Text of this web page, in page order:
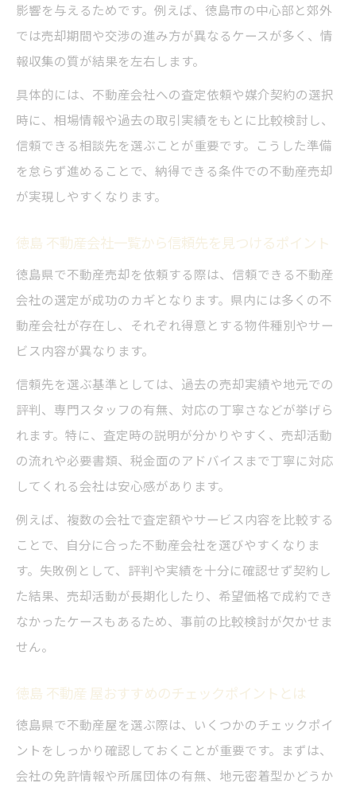
影響を与えるためです。例えば、徳島市の中心部と郊外
では売却期間や交渉の進み方が異なるケースが多く、情
報収集の質が結果を左右します。
具体的には、不動産会社への査定依頼や媒介契約の選択
時に、相場情報や過去の取引実績をもとに比較検討し、
信頼できる相談先を選ぶことが重要です。こうした準備
を怠らず進めることで、納得できる条件での不動産売却
が実現しやすくなります。
徳島 不動産会社一覧から信頼先を見つけるポイント
徳島県で不動産売却を依頼する際は、信頼できる不動産
会社の選定が成功のカギとなります。県内には多くの不
動産会社が存在し、それぞれ得意とする物件種別やサー
ビス内容が異なります。
信頼先を選ぶ基準としては、過去の売却実績や地元での
評判、専門スタッフの有無、対応の丁寧さなどが挙げら
れます。特に、査定時の説明が分かりやすく、売却活動
の流れや必要書類、税金面のアドバイスまで丁寧に対応
してくれる会社は安心感があります。
例えば、複数の会社で査定額やサービス内容を比較する
ことで、自分に合った不動産会社を選びやすくなりま
す。失敗例として、評判や実績を十分に確認せず契約し
た結果、売却活動が長期化したり、希望価格で成約でき
なかったケースもあるため、事前の比較検討が欠かせま
せん。
徳島 不動産 屋おすすめのチェックポイントとは
徳島県で不動産屋を選ぶ際は、いくつかのチェックポイ
ントをしっかり確認しておくことが重要です。まずは、
会社の免許情報や所属団体の有無、地元密着型かどうか